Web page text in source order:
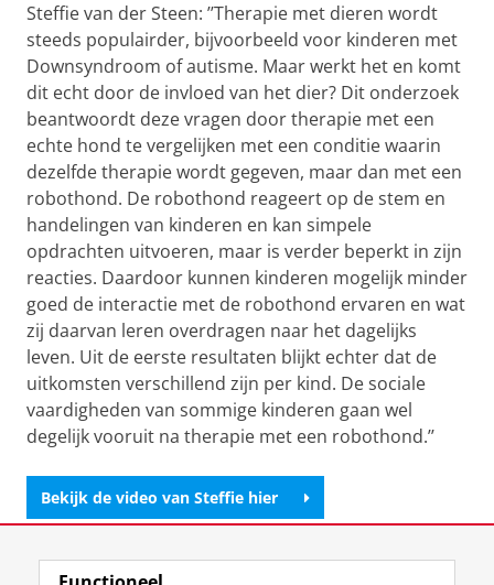
Steffie van der Steen: ’’Therapie met dieren wordt
steeds populairder, bijvoorbeeld voor kinderen met
Downsyndroom of autisme. Maar werkt het en komt
dit echt door de invloed van het dier? Dit onderzoek
beantwoordt deze vragen door therapie met een
echte hond te vergelijken met een conditie waarin
dezelfde therapie wordt gegeven, maar dan met een
robothond. De robothond reageert op de stem en
handelingen van kinderen en kan simpele
opdrachten uitvoeren, maar is verder beperkt in zijn
reacties. Daardoor kunnen kinderen mogelijk minder
goed de interactie met de robothond ervaren en wat
zij daarvan leren overdragen naar het dagelijks
leven. Uit de eerste resultaten blijkt echter dat de
uitkomsten verschillend zijn per kind. De sociale
vaardigheden van sommige kinderen gaan wel
degelijk vooruit na therapie met een robothond.’’
Bekijk de video van Steffie hier
Laatst gewijzigd: 16 juni 2026 10:54